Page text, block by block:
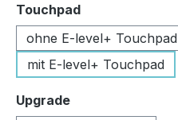
Touchpadauswählen
ohne E-level+ Touchpad
mit E-level+ Touchpad
Upgradeauswählen